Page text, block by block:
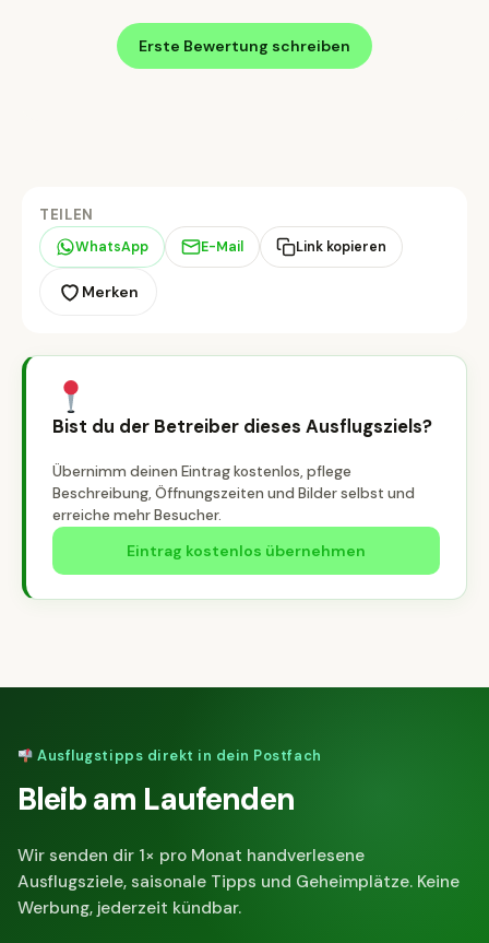
Erste Bewertung schreiben
TEILEN
WhatsApp E-Mail Link kopieren
Merken
Bist du der Betreiber dieses Ausflugsziels?
Übernimm deinen Eintrag kostenlos, pflege
Beschreibung, Öffnungszeiten und Bilder selbst und
erreiche mehr Besucher.
Eintrag kostenlos übernehmen
Ausflugstipps direkt in dein Postfach
Bleib am Laufenden
Wir senden dir 1× pro Monat handverlesene
Ausflugsziele, saisonale Tipps und Geheimplätze. Keine
Werbung, jederzeit kündbar.